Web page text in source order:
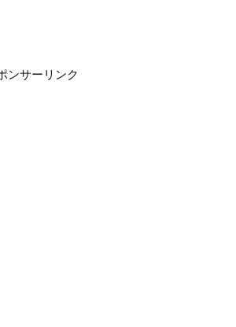
ンサーリンク